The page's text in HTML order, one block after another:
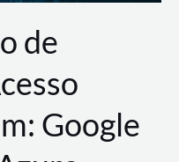
de
Google